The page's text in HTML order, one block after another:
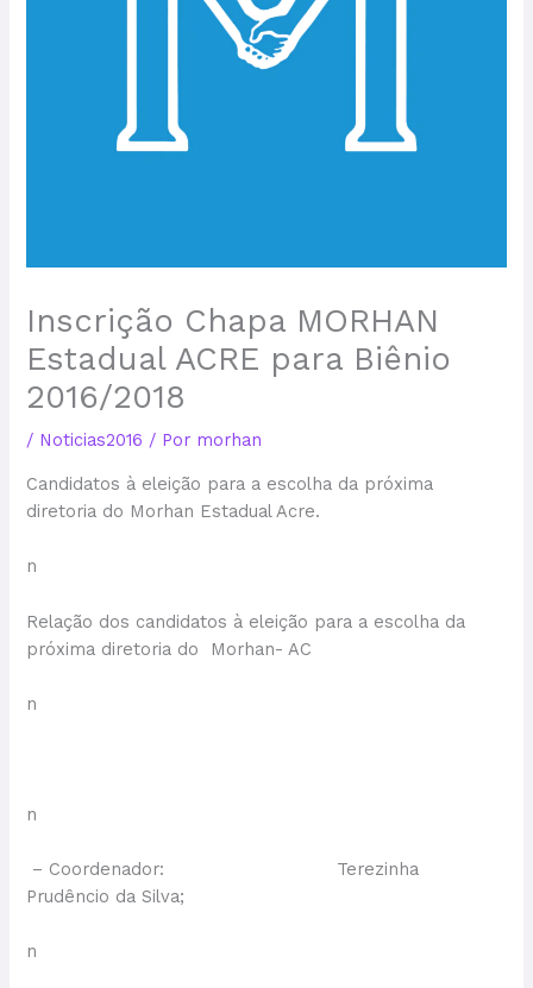
Inscrição Chapa MORHAN
Estadual ACRE para Biênio
2016/2018
/ Noticias2016 / Por morhan
Candidatos à eleição para a escolha da próxima
diretoria do Morhan Estadual Acre.
n
Relação dos candidatos à eleição para a escolha da
próxima diretoria do Morhan- AC
n
n
– Coordenador: Terezinha
Prudêncio da Silva;
n